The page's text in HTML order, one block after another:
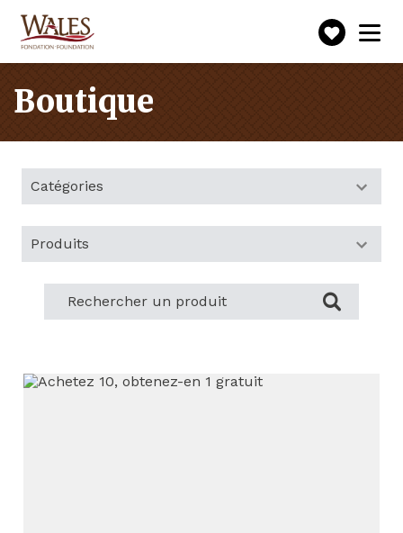
Faire
un
Toggle
navigation
Boutique